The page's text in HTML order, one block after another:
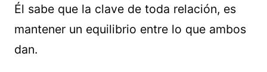
Él sabe que la clave de toda relación, es
mantener un equilibrio entre lo que ambos
dan.